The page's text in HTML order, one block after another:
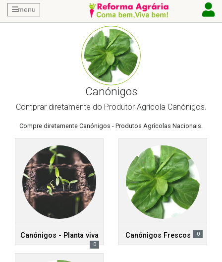
menu
Canónigos
Comprar diretamente do Produtor Agrícola Canónigos.
Compre diretamente Canónigos - Produtos Agrícolas Nacionais.
Canónigos - Planta viva
0
Canónigos Frescos 0